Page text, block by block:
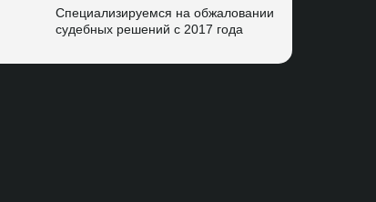
Специализируемся на обжаловании
судебных решений с 2017 года